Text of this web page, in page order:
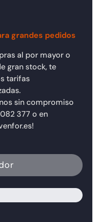
Plan de Rescate en
la legislación y
cómo
implementarlo?
grandes pedidos
al por mayor o
gran stock, te
tarifas
sin compromiso
377 o en